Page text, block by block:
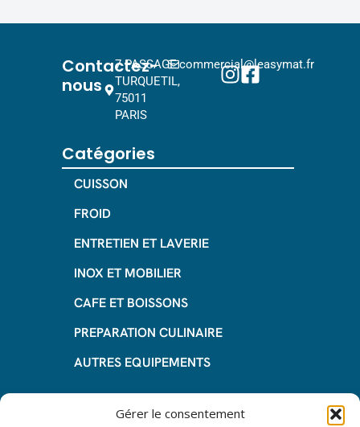
Gérer le consentement
Contactez-
nous
7 PASSAGE
TURQUETIL,
75011
PARIS
commercial@leasymat.fr
Catégories
CUISSON
FROID
ENTRETIEN ET LAVERIE
INOX ET MOBILIER
CAFE ET BOISSONS
PREPARATION CULINAIRE
AUTRES EQUIPEMENTS
Informations